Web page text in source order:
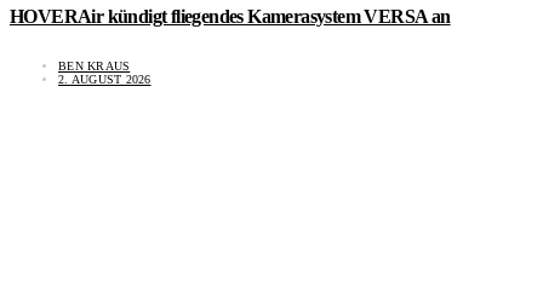
HOVERAir kündigt fliegendes Kamerasystem VERSA an
BEN KRAUS
2. AUGUST 2026